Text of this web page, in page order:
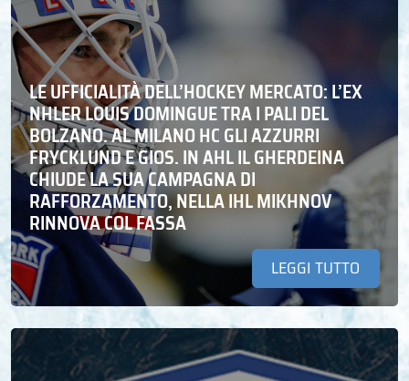
LE UFFICIALITÀ DELL’HOCKEY MERCATO: L’EX
NHLER LOUIS DOMINGUE TRA I PALI DEL
BOLZANO. AL MILANO HC GLI AZZURRI
FRYCKLUND E GIOS. IN AHL IL GHERDEINA
CHIUDE LA SUA CAMPAGNA DI
RAFFORZAMENTO, NELLA IHL MIKHNOV
RINNOVA COL FASSA
LEGGI TUTTO